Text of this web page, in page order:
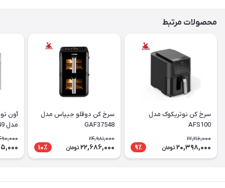
محصولات مرتبط
سرخ کن نوتریکوک مدل
AFS100
22,216,000
20,398,000 تومان 9٪
سرخ کن دوقلو جیپاس مدل
GAF37548
24,981,000
22,686,000 تومان 10٪
آون
مدل GAFO37549